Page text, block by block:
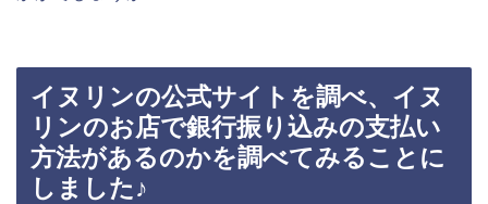
イヌリンの公式サイトを調べ、イヌ
リンのお店で銀行振り込みの支払い
方法があるのかを調べてみることに
しました♪